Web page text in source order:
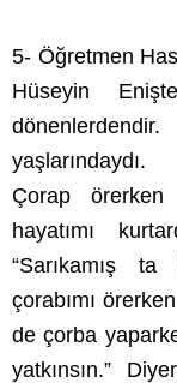
5- Öğretmen
Hüseyin
yaşlarındaydı.
Çorap
hayatımı
“Sarıkamış
çorabımı
de çorba
yatkınsın.”